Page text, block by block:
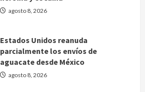
aguacate desde México
agosto 8, 2026